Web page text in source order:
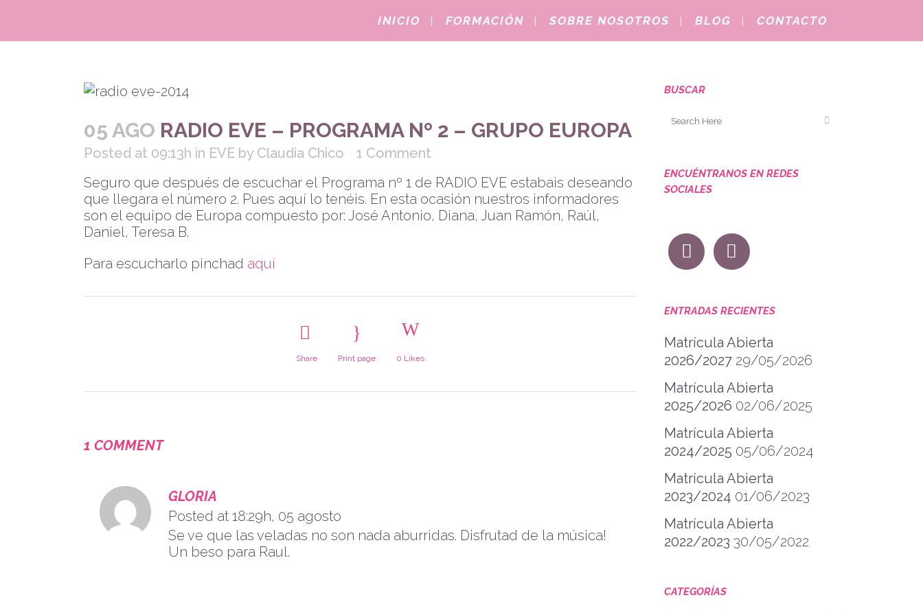
INICIO FORMACIÓN SOBRE NOSOTROS BLOG CONTACTO
05 AGO RADIO EVE – PROGRAMA Nº 2 – GRUPO EUROPA
Posted at 09:13h in EVE by Claudia Chico
1 Comment
Seguro que después de escuchar el Programa nº 1 de RADIO EVE estabais deseando
que llegara el número 2. Pues aquí lo tenéis. En esta ocasión nuestros informadores
son el equipo de Europa compuesto por: José Antonio, Diana, Juan Ramón, Raúl,
Daniel, Teresa B.
Para escucharlo pinchad aquí
Share Print page 0 Likes
1 COMMENT
GLORIA
Posted at 18:29h, 05 agosto
Se ve que las veladas no son nada aburridas. Disfrutad de la música!
Un beso para Raul.
BUSCAR
ENCUÉNTRANOS EN REDES
SOCIALES
ENTRADAS RECIENTES
Matrícula Abierta
2026/2027 29/05/2026
Matrícula Abierta
2025/2026 02/06/2025
Matrícula Abierta
2024/2025 05/06/2024
Matrícula Abierta
2023/2024 01/06/2023
Matrícula Abierta
2022/2023 30/05/2022
CATEGORÍAS